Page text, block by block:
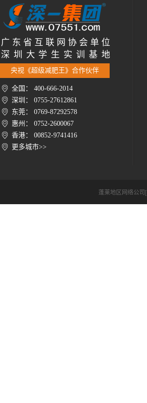
广 东 省 互 联 网 协 会 单 位
深 圳 大 学 生 实 训 基 地
央视《超级减肥王》合作伙伴
全国： 400-666-2014
深圳： 0755-27612861
东莞： 0769-87292578
惠州： 0752-2600067
香港： 00852-9741416
更多城市>>
蓬莱地区网络公司[